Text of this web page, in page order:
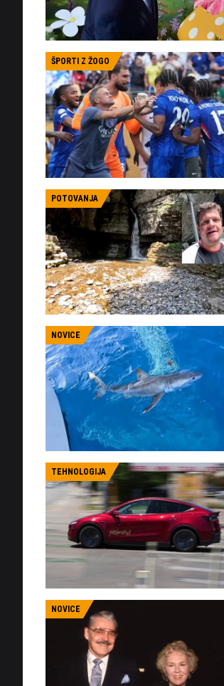
ŠPORTI Z ŽOGO
POTOVANJA
NOVICE
TEHNOLOGIJA
NOVICE